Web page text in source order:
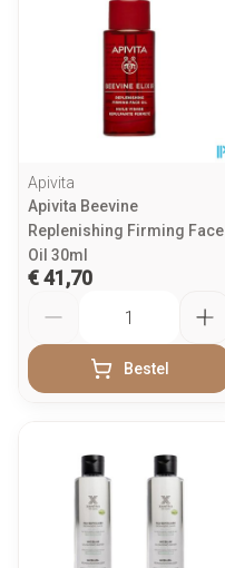
Apivita
Apivita Beevine
Replenishing Firming Face
Oil 30ml
€ 41,70
Bestel